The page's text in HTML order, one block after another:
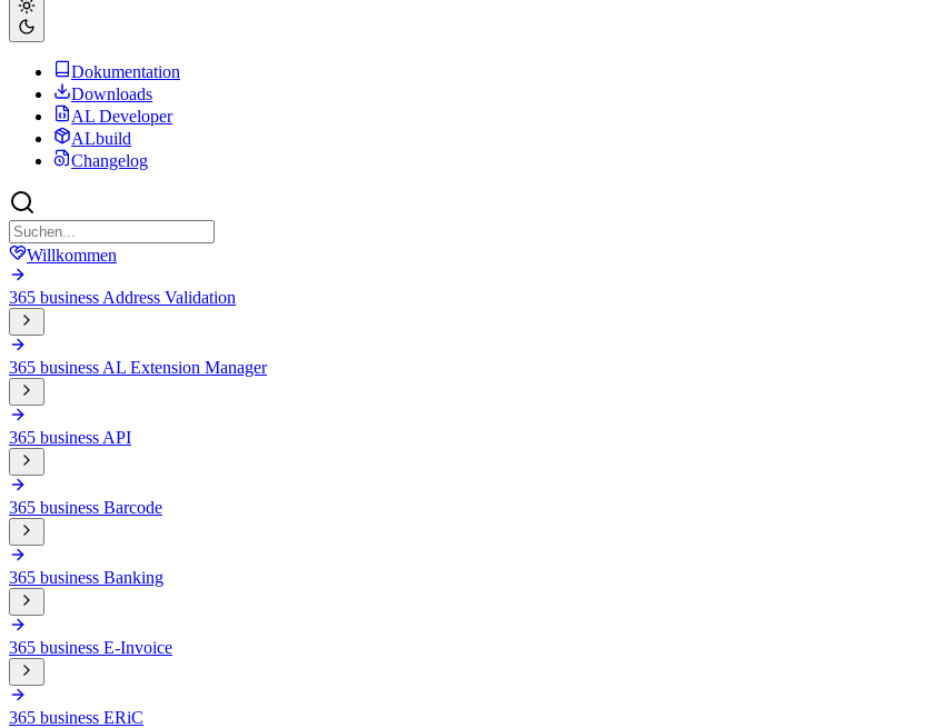
Dokumentation
Downloads
AL Developer
ALbuild
Changelog
Willkommen
365 business Address Validation
365 business AL Extension Manager
365 business API
365 business Barcode
365 business Banking
365 business E-Invoice
365 business ERiC